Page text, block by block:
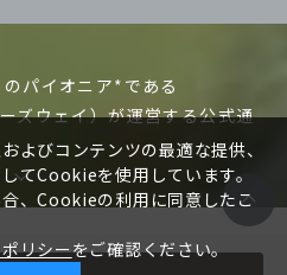
パイオニア*である
ズウェイ）が運営する公式通
日本で作る、日本人の肌に
ックコスメを目指して研究
市には「有機JAS認証」を取
リシー特定商取引法に基づく表記
情報採用
よびコンテンツの最適な提供、
てCookieを使用しています。
、Cookieの利用に同意したこ
リシーをご確認ください。